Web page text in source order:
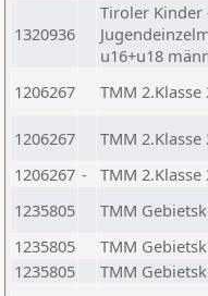
1320936
Tiroler Kinder
u16+u18
1206267 TMM 2.Klasse
1206267 TMM 2.Klasse
1206267 - TMM 2.Klasse
1235805
TMM
1235805
TMM
1235805
TMM